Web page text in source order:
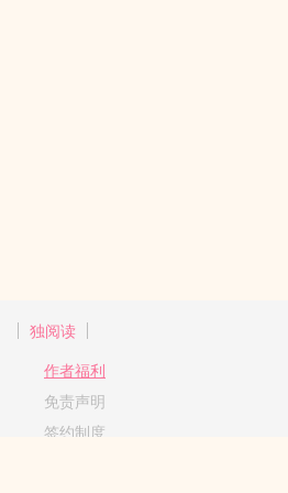
独阅读
作者福利
免责声明
签约制度